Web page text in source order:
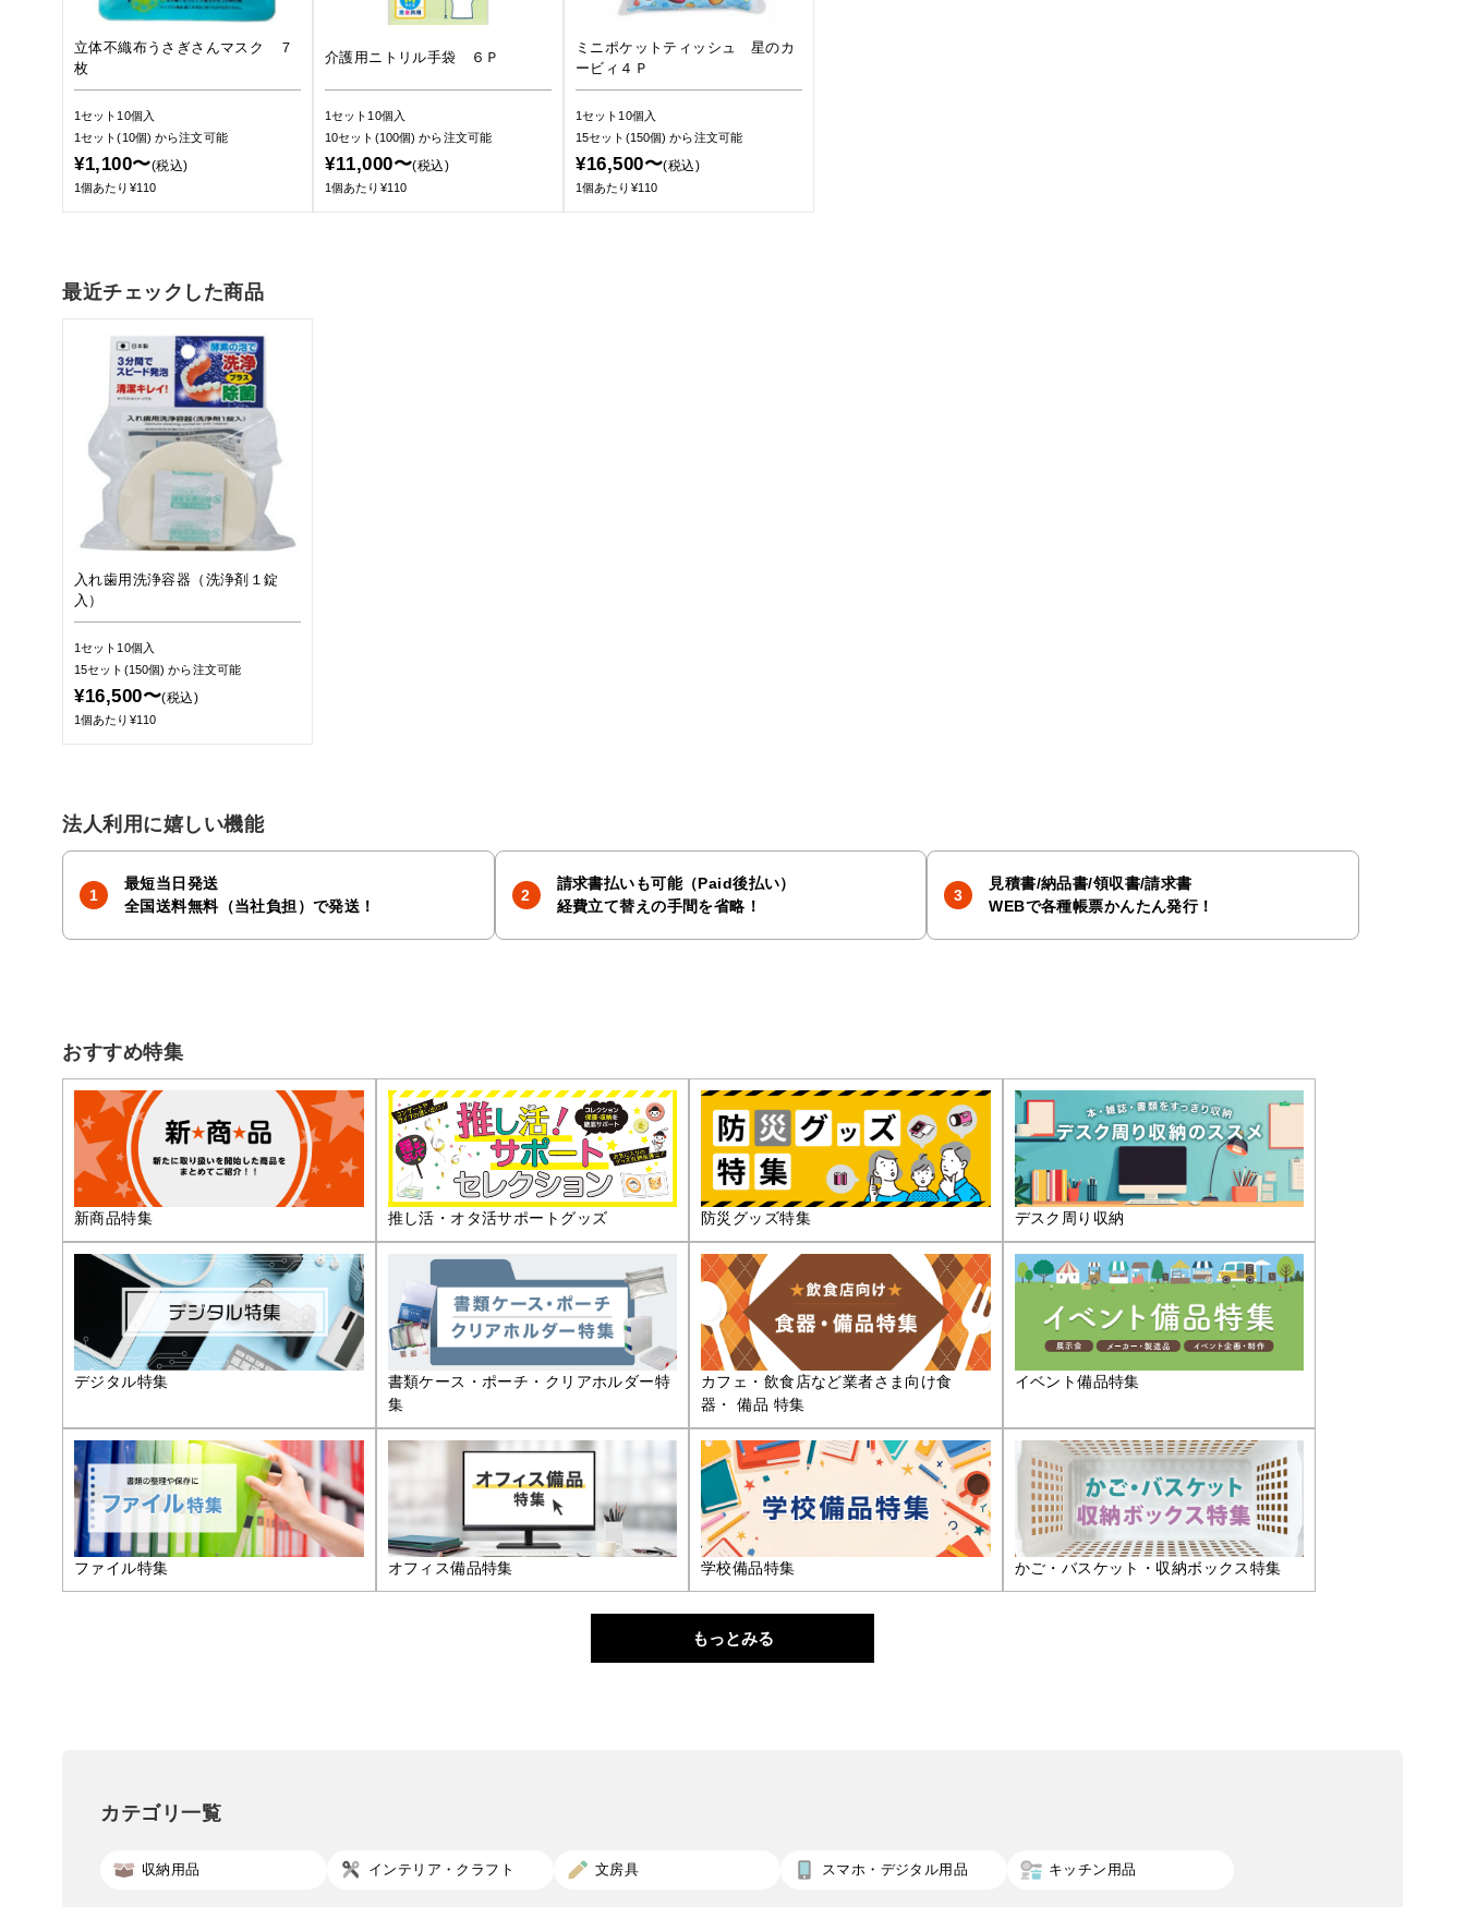
立体不織布うさぎさんマスク ７
枚
1セット10個入
1セット(10個)から注文可能
¥1,100〜(税込)
1個あたり¥110
介護用ニトリル手袋 ６Ｐ
1セット10個入
10セット(100個)から注文可能
¥11,000〜(税込)
1個あたり¥110
ミニポケットティッシュ 星のカ
ービィ４Ｐ
1セット10個入
15セット(150個)から注文可能
¥16,500〜(税込)
1個あたり¥110
最近チェックした商品
入れ歯用洗浄容器（洗浄剤１錠
入）
1セット10個入
15セット(150個)から注文可能
¥16,500〜(税込)
1個あたり¥110
法人利用に嬉しい機能
最短当日発送
全国送料無料（当社負担）で発送！
請求書払いも可能（Paid後払い）
経費立て替えの手間を省略！
見積書/納品書/領収書/請求書
WEBで各種帳票かんたん発行！
おすすめ特集
新商品特集 推し活・オタ活サポートグッズ 防災グッズ特集 デスク周り収納
デジタル特集
書類ケース・ポーチ・クリアホルダー特
集
カフェ・飲食店など業者さま向け食
器・ 備品 特集
イベント備品特集
ファイル特集 オフィス備品特集 学校備品特集 かご・バスケット・収納ボックス特集
もっとみる
カテゴリ一覧
収納用品 インテリア・クラフト 文房具 スマホ・デジタル用品 キッチン用品